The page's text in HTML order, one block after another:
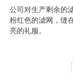
公司对生产剩余的
粉红色的滤网，缝
亮的礼服。